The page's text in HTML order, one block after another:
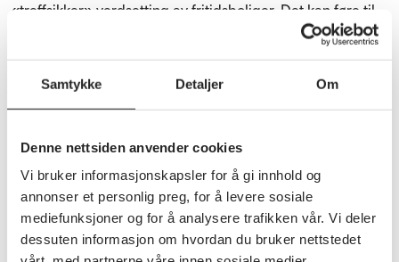
Samtykke Detaljer Om
Denne nettsiden anvender cookies
Vi bruker informasjonskapsler for å gi innhold og
annonser et personlig preg, for å levere sosiale
mediefunksjoner og for å analysere trafikken vår. Vi deler
dessuten informasjon om hvordan du bruker nettstedet
«treffsikker» verdsetting av fritidsboliger. Det kan føre til
høyere formuesverdier og økt formuesskatt for mange
– Mange pensjonister har spart opp verdier gjennom et
langt liv. Formuen er ofte bundet opp i bolig og hytte, ikke
hensyn til betalingsevne enn det disse forslagene legger
opp til, sier Farstad.
Han peker på at enkelte kan få betydelige skatteøkninger
dersom dagens regler endres.